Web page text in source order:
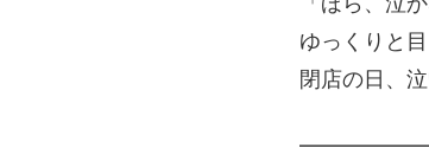
ゆっくりと
閉店の日、